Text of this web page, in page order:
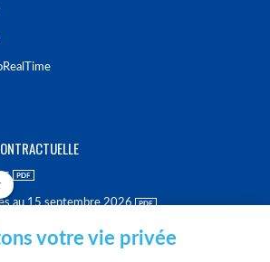
au 15 septembre 2026
votre vie privée